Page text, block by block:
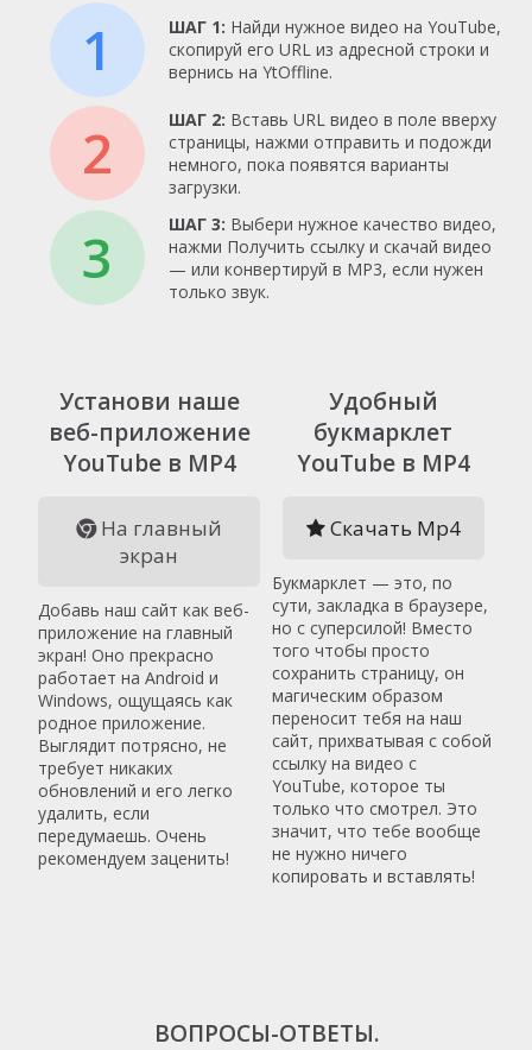
1 ШАГ 1: Найди нужное видео на YouTube,
скопируй его URL из адресной строки и
вернись на YtOffline.
2 ШАГ 2: Вставь URL видео в поле вверху
страницы, нажми отправить и подожди
немного, пока появятся варианты
загрузки.
3 ШАГ 3: Выбери нужное качество видео,
нажми Получить ссылку и скачай видео
— или конвертируй в MP3, если нужен
только звук.
Установи наше
веб-приложение
YouTube в MP4
На главный
экран
Добавь наш сайт как веб-
приложение на главный
экран! Оно прекрасно
работает на Android и
Windows, ощущаясь как
родное приложение.
Выглядит потрясно, не
требует никаких
обновлений и его легко
удалить, если
передумаешь. Очень
рекомендуем заценить!
Удобный
букмарклет
YouTube в MP4
Скачать Mp4
Букмарклет — это, по
сути, закладка в браузере,
но с суперсилой! Вместо
того чтобы просто
сохранить страницу, он
магическим образом
переносит тебя на наш
сайт, прихватывая с собой
ссылку на видео с
YouTube, которое ты
только что смотрел. Это
значит, что тебе вообще
не нужно ничего
копировать и вставлять!
ВОПРОСЫ-ОТВЕТЫ.